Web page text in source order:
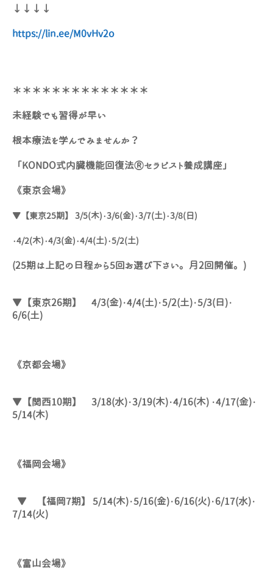
↓↓↓↓
https://lin.ee/M0vHv2o
＊＊＊＊＊＊＊＊＊＊＊＊＊＊
未経験でも習得が早い
根本療法を学んでみませんか？
「KONDO式内臓機能回復法Ⓡセラピスト養成講座」
《東京会場》
▼【東京25期】 3/5(木)・3/6(金)・3/7(土)・3/8(日)
・4/2(木)・4/3(金)・4/4(土)・5/2(土)
(25期は上記の日程から5回お選び下さい。月2回開催。)
▼【東京26期】 4/3(金)・4/4(土)・5/2(土)・5/3(日)・
6/6(土)
《京都会場》
▼【関西10期】 3/18(水)・3/19(木)・4/16(木) ・4/17(金)・
5/14(木)
《福岡会場》
▼ 【福岡7期】 5/14(木)・5/16(金)・6/16(火)・6/17(水)・
7/14(火)
《富山会場》